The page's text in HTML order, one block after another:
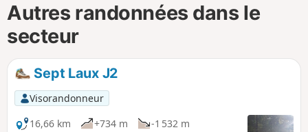
Autres randonnées dans le
secteur
Sept Laux J2
Visorandonneur
16,66 km
+734 m -1 532 m